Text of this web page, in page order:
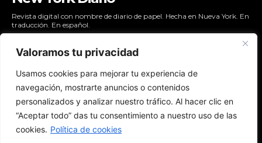
Valoramos tu privacidad
Usamos cookies para mejorar tu experiencia de
navegación, mostrarte anuncios o contenidos
personalizados y analizar nuestro tráfico. Al hacer clic en
“Aceptar todo” das tu consentimiento a nuestro uso de las
cookies. Política de cookies
Revista digital con nombre de diario de papel. Hecha en Nueva York. En
traducción. En español.
NYDIARIO
NEWSLETTER
POLÍTICAS DE PRIVACIDAD
CONTACTO